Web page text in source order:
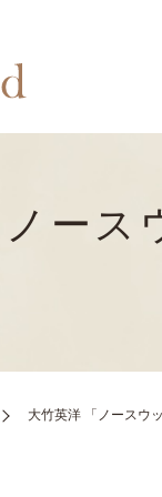
ース
大竹英洋 「ノースウ